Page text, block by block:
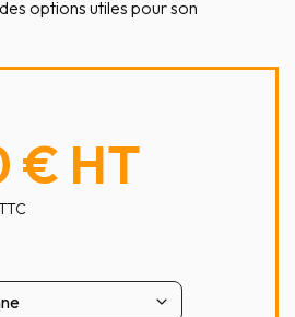
options utiles pour son
€ HT